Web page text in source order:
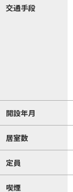
交通手段
開設年月
居室数
定員
喫煙